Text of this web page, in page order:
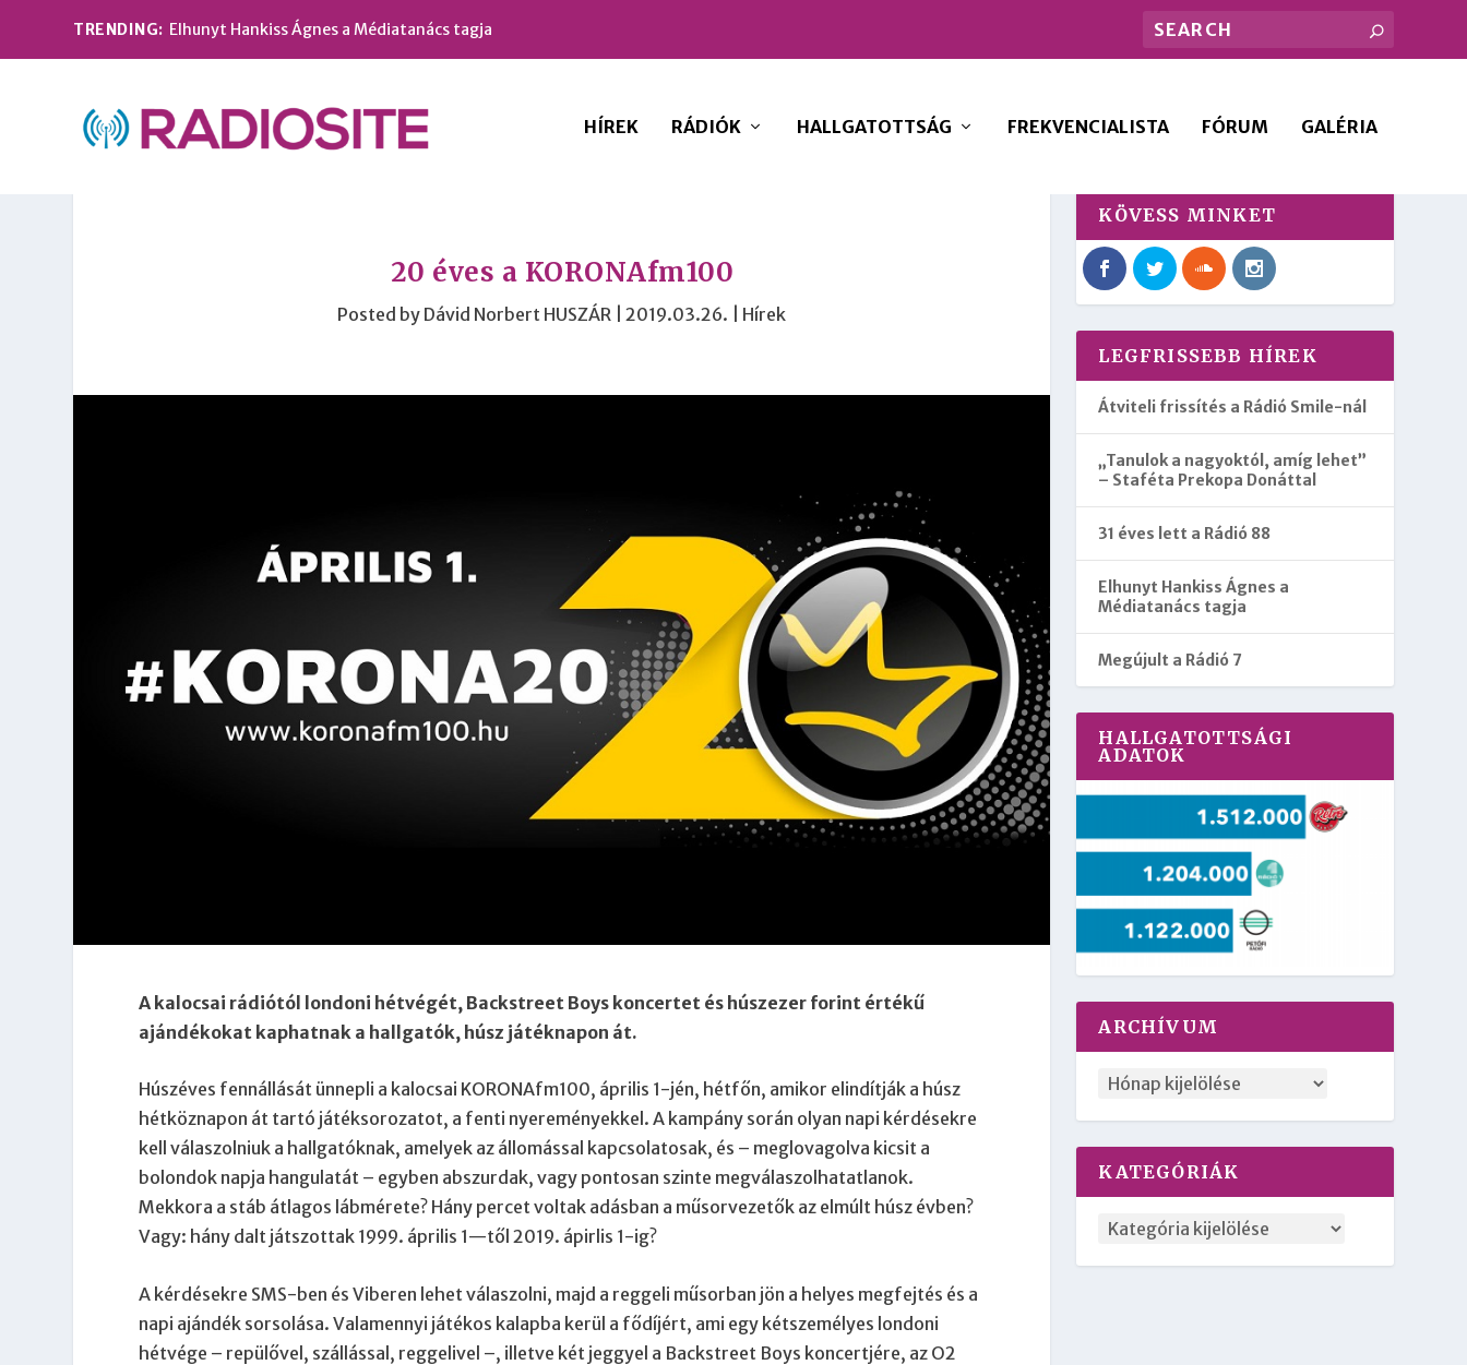
TRENDING: Elhunyt Hankiss Ágnes a Médiatanács tagja
HÍREK RÁDIÓK HALLGATOTTSÁG FREKVENCIALISTA FÓRUM GALÉRIA
20 éves a KORONAfm100
Posted by Dávid Norbert HUSZÁR |2019.03.26. Hírek
A kalocsai rádiótól londoni hétvégét, Backstreet Boys koncertet és húszezer forint értékű
ajándékokat kaphatnak a hallgatók, húsz játéknapon át.
Húszéves fennállását ünnepli a kalocsai KORONAfm100, április 1-jén, hétfőn, amikor elindítják a húsz
hétköznapon át tartó játéksorozatot, a fenti nyereményekkel. A kampány során olyan napi kérdésekre
kell válaszolniuk a hallgatóknak, amelyek az állomással kapcsolatosak, és – meglovagolva kicsit a
bolondok napja hangulatát – egyben abszurdak, vagy pontosan szinte megválaszolhatatlanok.
Mekkora a stáb átlagos lábmérete? Hány percet voltak adásban a műsorvezetők az elmúlt húsz évben?
Vagy: hány dalt játszottak 1999. április 1—től 2019. ápirlis 1-ig?
A kérdésekre SMS-ben és Viberen lehet válaszolni, majd a reggeli műsorban jön a helyes megfejtés és a
napi ajándék sorsolása. Valamennyi játékos kalapba kerül a fődíjért, ami egy kétszemélyes londoni
hétvége – repülővel, szállással, reggelivel –, illetve két jeggyel a Backstreet Boys koncertjére, az O2
KÖVESS MINKET
LEGFRISSEBB HÍREK
Átviteli frissítés a Rádió Smile-nál
„Tanulok a nagyoktól, amíg lehet”
– Staféta Prekopa Donáttal
31 éves lett a Rádió 88
Elhunyt Hankiss Ágnes a
Médiatanács tagja
Megújult a Rádió 7
HALLGATOTTSÁGI
ADATOK
ARCHÍVUM
KATEGÓRIÁK